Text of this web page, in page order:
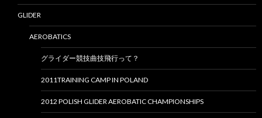
GLIDER
AEROBATICS
グライダー競技曲技飛行って？
2011TRAINING CAMP IN POLAND
2012 POLISH GLIDER AEROBATIC CHAMPIONSHIPS